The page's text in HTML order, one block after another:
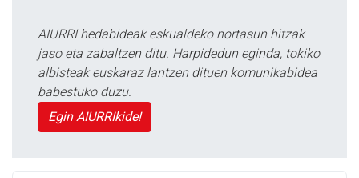
AIURRI hedabideak eskualdeko nortasun hitzak
jaso eta zabaltzen ditu. Harpidedun eginda, tokiko
albisteak euskaraz lantzen dituen komunikabidea
babestuko duzu.
Egin AIURRIkide!